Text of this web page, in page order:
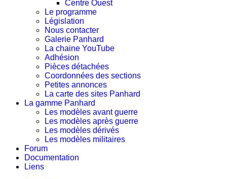
Centre Ouest
Le programme
Législation
Nous contacter
Galerie Panhard
La chaine YouTube
Adhésion
Pièces détachées
Coordonnées des sections
Petites annonces
La carte des sites Panhard
La gamme Panhard
Les modèles avant guerre
Les modèles après guerre
Les modèles dérivés
Les modèles militaires
Forum
Documentation
Liens